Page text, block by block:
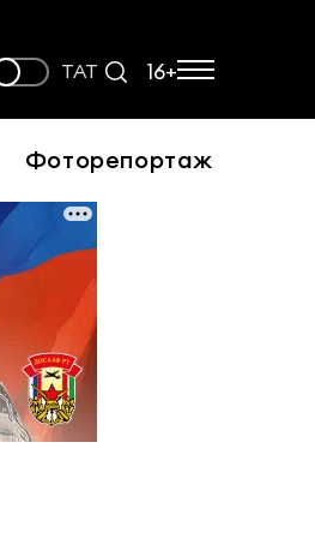
ТАТ 16+
Фоторепортаж